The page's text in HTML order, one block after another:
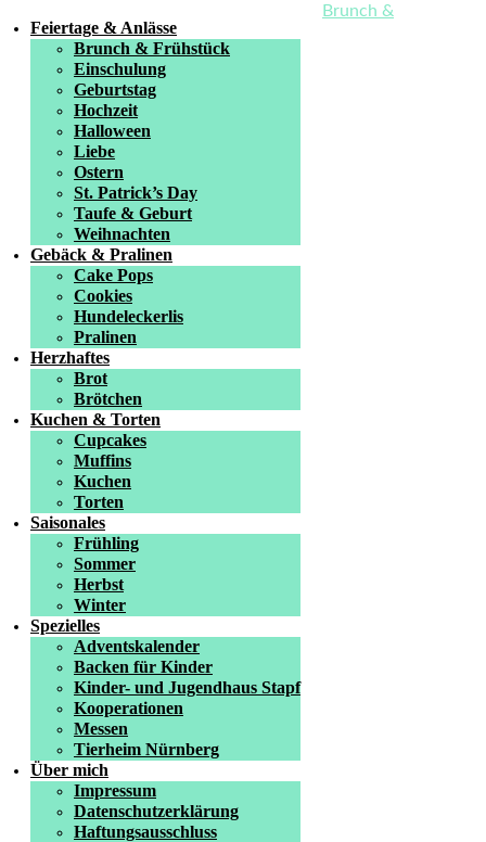
Feiertage & Anlässe
Brunch & Frühstück
Einschulung
Geburtstag
Hochzeit
Halloween
Liebe
Ostern
St. Patrick’s Day
Taufe & Geburt
Weihnachten
Gebäck & Pralinen
Cake Pops
Cookies
Hundeleckerlis
Pralinen
Herzhaftes
Brot
Brötchen
Kuchen & Torten
Cupcakes
Muffins
Kuchen
Torten
Saisonales
Frühling
Sommer
Herbst
Winter
Spezielles
Adventskalender
Backen für Kinder
Kinder- und Jugendhaus Stapf
Kooperationen
Messen
Tierheim Nürnberg
Über mich
Impressum
Datenschutzerklärung
Haftungsausschluss
Brunch &